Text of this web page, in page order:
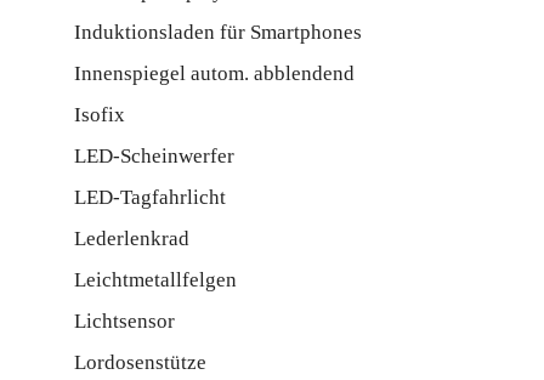
Induktionsladen für Smartphones
Innenspiegel autom. abblendend
Isofix
LED-Scheinwerfer
LED-Tagfahrlicht
Lederlenkrad
Leichtmetallfelgen
Lichtsensor
Lordosenstütze